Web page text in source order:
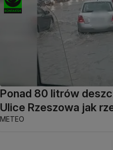
Ponad 80 litrów
Ulice Rzeszowa jak
METEO